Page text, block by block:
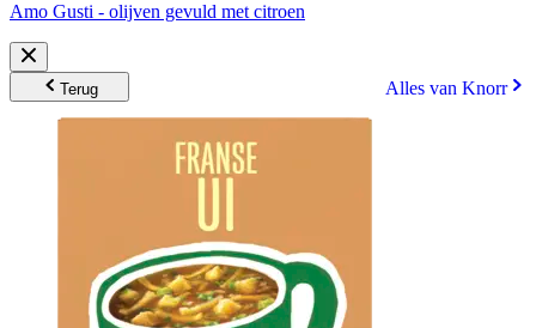
Amo Gusti - olijven gevuld met citroen
Terug Alles van Knorr